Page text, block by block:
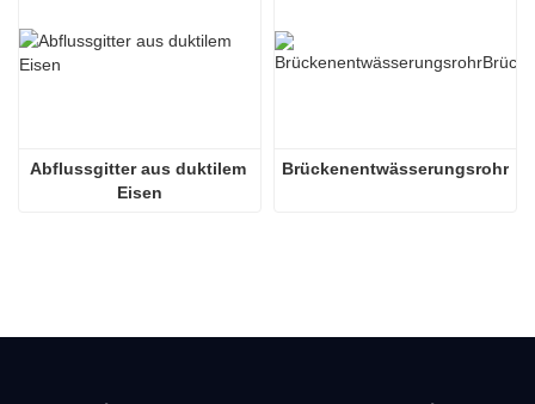
Abflussgitter aus duktilem
Eisen
Brückenentwässerungsrohr